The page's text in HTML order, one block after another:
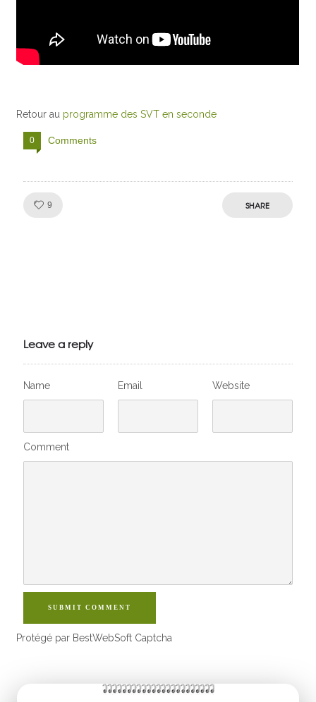
Retour au programme des SVT en seconde
0 Comments
9 SHARE
Leave a reply
Name Email Website
Comment
SUBMIT COMMENT
Protégé par BestWebSoft Captcha